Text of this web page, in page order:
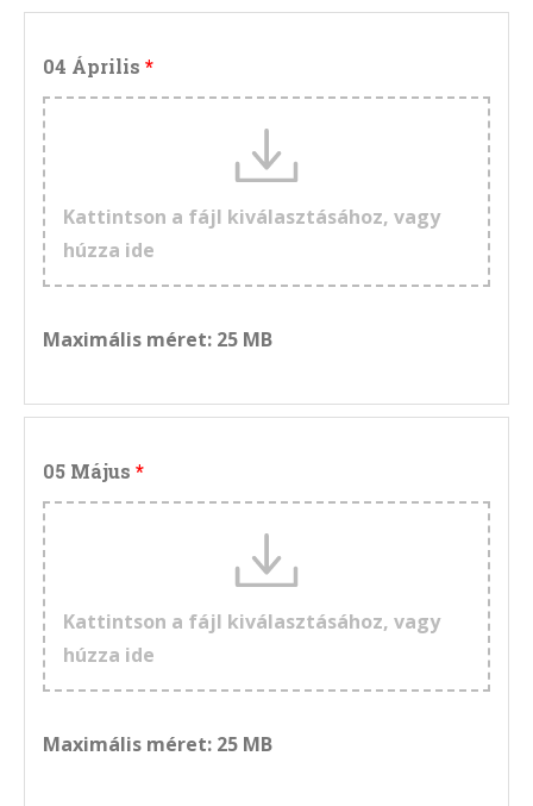
04 Április
Kattintson a fájl kiválasztásához, vagy
húzza ide
Maximális méret: 25 MB
05 Május
Kattintson a fájl kiválasztásához, vagy
húzza ide
Maximális méret: 25 MB